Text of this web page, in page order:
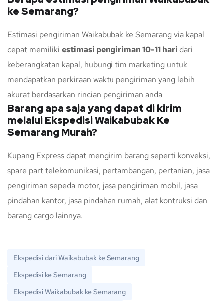
ke Semarang?
Estimasi pengiriman Waikabubak ke Semarang via kapal
cepat memiliki estimasi pengiriman 10-11 hari dari
keberangkatan kapal, hubungi tim marketing untuk
mendapatkan perkiraan waktu pengiriman yang lebih
akurat berdasarkan rincian pengiriman anda
Barang apa saja yang dapat di kirim
melalui Ekspedisi Waikabubak Ke
Semarang Murah?
Kupang Express dapat mengirim barang seperti konveksi,
spare part telekomunikasi, pertambangan, pertanian, jasa
pengiriman sepeda motor, jasa pengiriman mobil, jasa
pindahan kantor, jasa pindahan rumah, alat kontruksi dan
barang cargo lainnya.
Ekspedisi dari Waikabubak ke Semarang
Ekspedisi ke Semarang
Ekspedisi Waikabubak ke Semarang